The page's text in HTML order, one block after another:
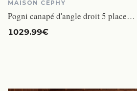
MAISON CÉPHY
Pogni canapé d'angle droit 5 places tissu bouclette blanc
1029.99€